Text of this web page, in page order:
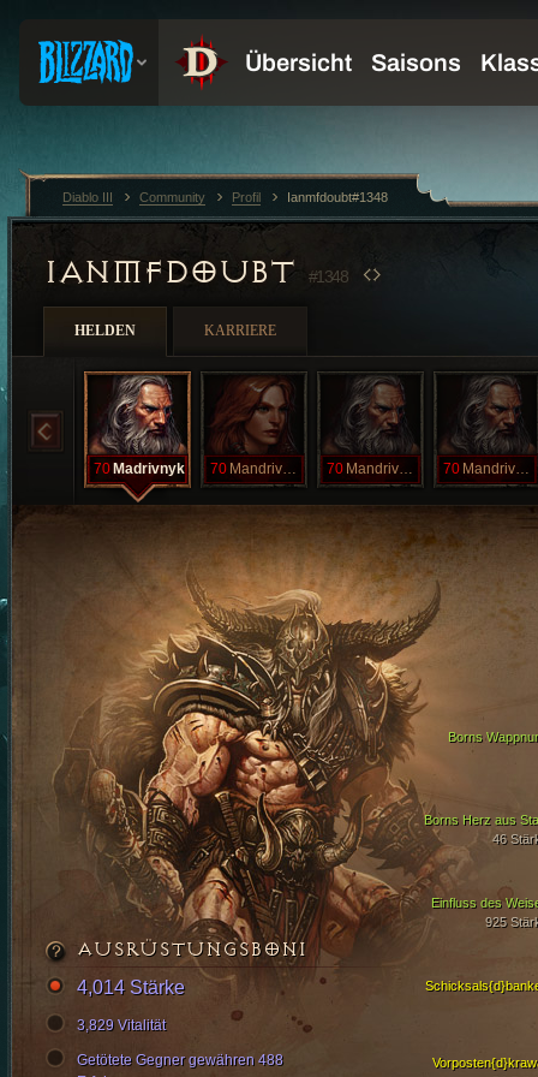
IANMFDOUBT #1348
HELDEN KARRIERE
70 Madrivnyk 70 Mandrivnyk 70 Mandrivnyk 70 Mandrivnyk
Borns Herz aus
46
Einfluss des
925
Borns
AUSRÜSTUNGSBONI
4,014 Stärke
3,829 Vitalität
Getötete Gegner gewähren 488
Diablo III Community Profil Ianmfdoubt#1348